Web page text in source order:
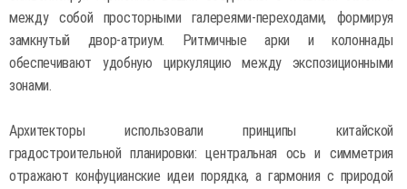
между собой просторными галереями-переходами, формируя
замкнутый двор-атриум. Ритмичные арки и колоннады
обеспечивают удобную циркуляцию между экспозиционными
зонами.
Архитекторы использовали принципы китайской
градостроительной планировки: центральная ось и симметрия
отражают конфуцианские идеи порядка, а гармония с природой